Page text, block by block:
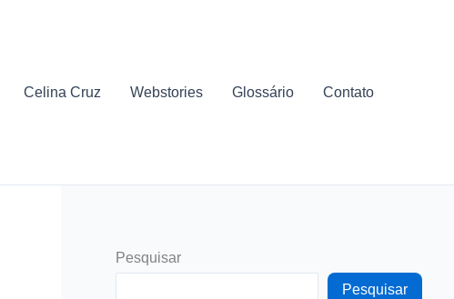
Celina Cruz Webstories Glossário Contato
Pesquisar
Pesquisar